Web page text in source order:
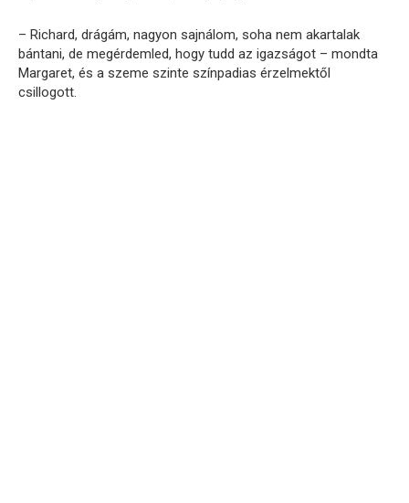
– Richard, drágám, nagyon sajnálom, soha nem akartalak
bántani, de megérdemled, hogy tudd az igazságot – mondta
Margaret, és a szeme szinte színpadias érzelmektől
csillogott.